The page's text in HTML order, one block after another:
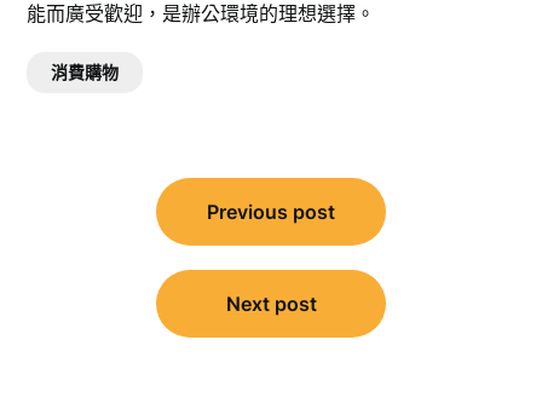
能而廣受歡迎，是辦公環境的理想選擇。
消費購物
Previous post
Next post